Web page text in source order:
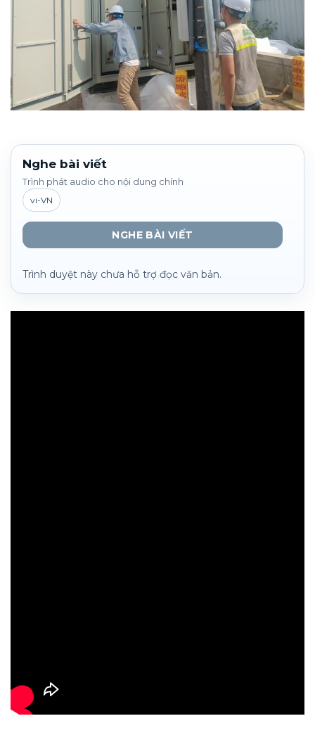
Nghe bài viết
Trình phát audio cho nội dung chính
vi-VN
NGHE BÀI VIẾT
Trình duyệt này chưa hỗ trợ đọc văn bản.